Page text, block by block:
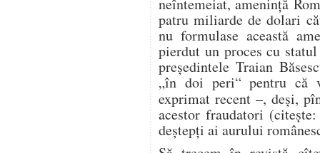
neîntemeiat, ameninţă
patru miliarde de dolari
nu formulase această
pierdut un proces cu
preşedintele Traian
„în doi peri“ pentru că
exprimat recent –, deşi,
acestor fraudatori
deştepţi ai aurului